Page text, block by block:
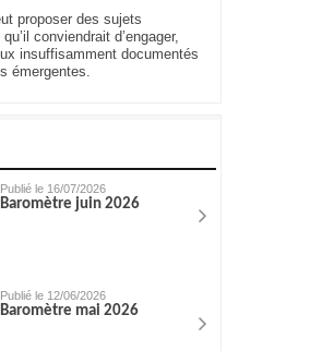
proposer des sujets
conviendrait d’engager,
insuffisamment documentés
émergentes.
Publié le 16/07/2026
Baromètre juin 2026
Publié le 12/06/2026
Baromètre mai 2026